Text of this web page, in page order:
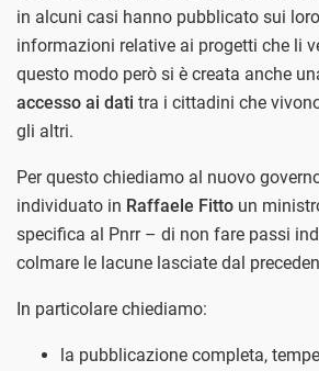
in alcuni casi hanno pubblicato sui
informazioni relative ai progetti che li
questo modo però si è creata anche
accesso ai dati tra i cittadini che
gli altri.
Per questo chiediamo al nuovo
individuato in Raffaele Fitto un
specifica al Pnrr – di non fare passi
colmare le lacune lasciate dal
In particolare chiediamo:
la pubblicazione completa,